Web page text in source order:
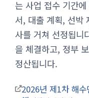
는 사업 접수 기간
서, 대출 계획, 선박
사를 거쳐 선정됩니
을 체결하고, 정부
정산됩니다.
2026년 제1차 해수